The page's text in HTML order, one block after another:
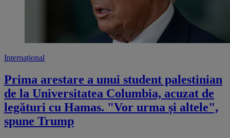
Internațional
Prima arestare a unui student palestinian
de la Universitatea Columbia, acuzat de
legături cu Hamas. "Vor urma și altele",
spune Trump